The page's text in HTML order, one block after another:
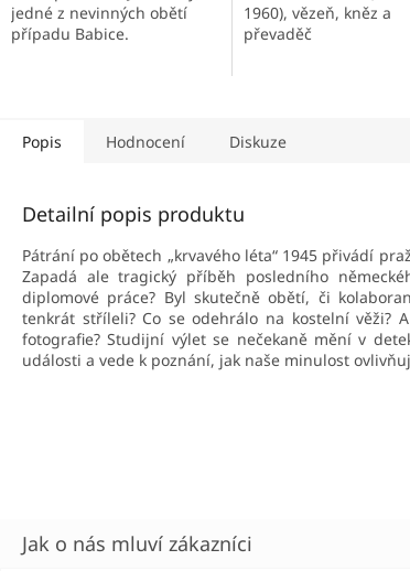
jedné z nevinných obětí
případu Babice.
1960), vězeň, kněz a
převaděč
Popis Hodnocení Diskuze
Detailní popis produktu
Pátrání po obětech „krvavého léta“ 1945 přivádí
Zapadá ale tragický příběh posledního
diplomové práce? Byl skutečně obětí, či
tenkrát stříleli? Co se odehrálo na kostelní věži?
fotografie? Studijní výlet se nečekaně mění v
události a vede k poznání, jak naše minulost